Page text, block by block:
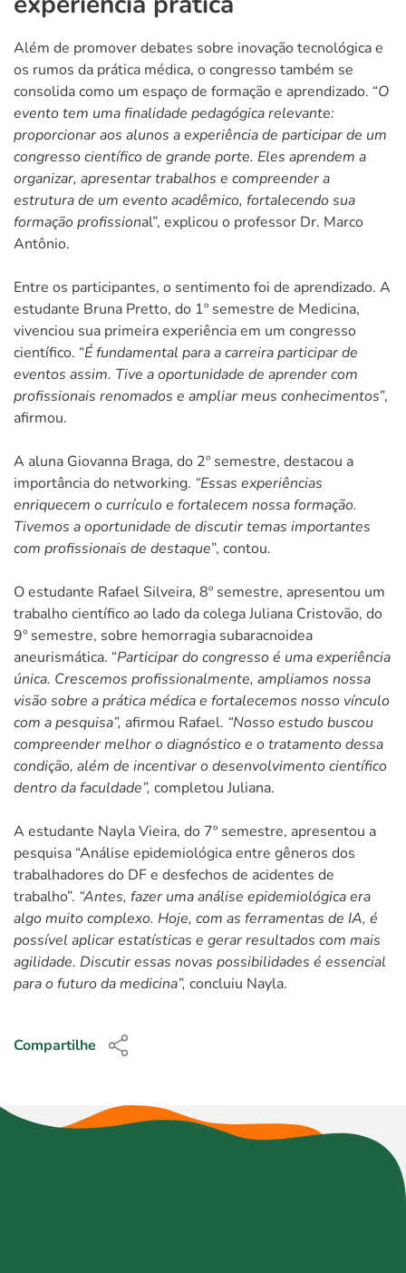
Além de promover debates sobre inovação tecnológica e
os rumos da prática médica, o congresso também se
consolida como um espaço de formação e aprendizado. “O
evento tem uma finalidade pedagógica relevante:
proporcionar aos alunos a experiência de participar de um
congresso científico de grande porte. Eles aprendem a
organizar, apresentar trabalhos e compreender a
estrutura de um evento acadêmico, fortalecendo sua
formação profissional”, explicou o professor Dr. Marco
Antônio.
Entre os participantes, o sentimento foi de aprendizado. A
estudante Bruna Pretto, do 1º semestre de Medicina,
vivenciou sua primeira experiência em um congresso
científico. “É fundamental para a carreira participar de
eventos assim. Tive a oportunidade de aprender com
profissionais renomados e ampliar meus conhecimentos”,
afirmou.
A aluna Giovanna Braga, do 2º semestre, destacou a
importância do networking. “Essas experiências
enriquecem o currículo e fortalecem nossa formação.
Tivemos a oportunidade de discutir temas importantes
com profissionais de destaque”, contou.
O estudante Rafael Silveira, 8º semestre, apresentou um
trabalho científico ao lado da colega Juliana Cristovão, do
9º semestre, sobre hemorragia subaracnoidea
aneurismática. “Participar do congresso é uma experiência
única. Crescemos profissionalmente, ampliamos nossa
visão sobre a prática médica e fortalecemos nosso vínculo
com a pesquisa”, afirmou Rafael. “Nosso estudo buscou
compreender melhor o diagnóstico e o tratamento dessa
condição, além de incentivar o desenvolvimento científico
dentro da faculdade”, completou Juliana.
A estudante Nayla Vieira, do 7º semestre, apresentou a
pesquisa “Análise epidemiológica entre gêneros dos
trabalhadores do DF e desfechos de acidentes de
trabalho”. “Antes, fazer uma análise epidemiológica era
algo muito complexo. Hoje, com as ferramentas de IA, é
possível aplicar estatísticas e gerar resultados com mais
agilidade. Discutir essas novas possibilidades é essencial
para o futuro da medicina”, concluiu Nayla.
Compartilhe